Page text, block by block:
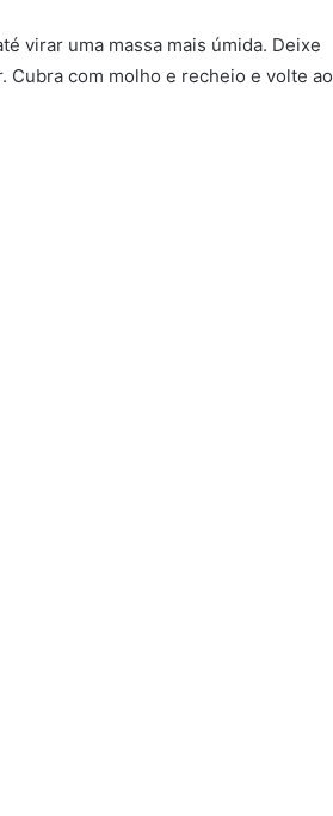
virar uma massa mais úmida. Deixe
Cubra com molho e recheio e volte ao